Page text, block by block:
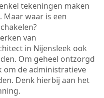
tekeningen maken
waar is een
van
in Nijensleek ook
Om geheel ontzorgd
om de administratieve
Denk hierbij aan het